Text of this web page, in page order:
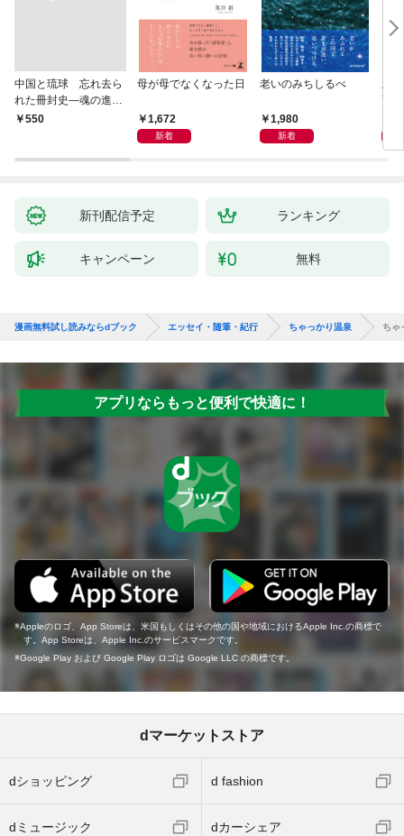
中国と琉球 忘れ去ら
れた冊封史―魂の進化
―
￥550
母が母でなくなった日
1,672
新着
老いのみちしるべ
1,980
新着
新
育
新刊配信予定 ランキング
キャンペーン 無料
漫画無料試し読みならdブック エッセイ・随筆・紀行 ちゃっかり温泉 ちゃ
アプリならもっと便利で快適に！
Appleのロゴ、App Storeは、米国もしくはその他の国や地域におけるApple Inc.の商標で
す。App Storeは、Apple Inc.のサービスマークです。
Google Play および Google Play ロゴは Google LLC の商標です。
dマーケットストア
dショッピング d fashion
dミュージック dカーシェア